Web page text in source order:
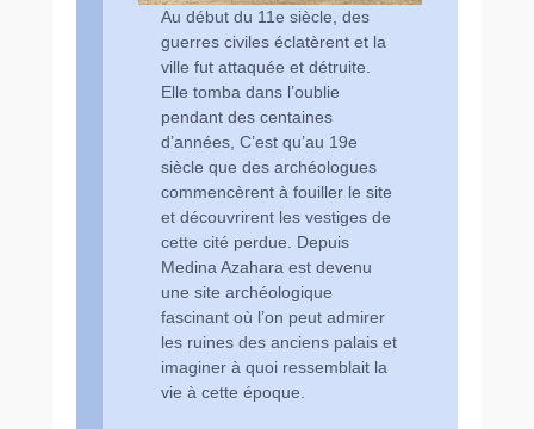
Au début du 11e siècle, des
guerres civiles éclatèrent et la
ville fut attaquée et détruite.
Elle tomba dans l’oublie
pendant des centaines
d’années, C’est qu’au 19e
siècle que des archéologues
commencèrent à fouiller le site
et découvrirent les vestiges de
cette cité perdue. Depuis
Medina Azahara est devenu
une site archéologique
fascinant où l’on peut admirer
les ruines des anciens palais et
imaginer à quoi ressemblait la
vie à cette époque.